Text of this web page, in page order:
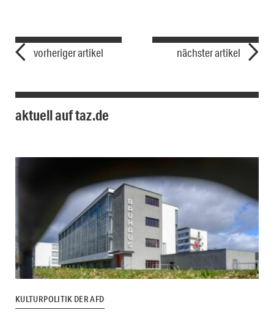
vorheriger artikel nächster artikel
aktuell auf taz.de
KULTURPOLITIK DER AFD